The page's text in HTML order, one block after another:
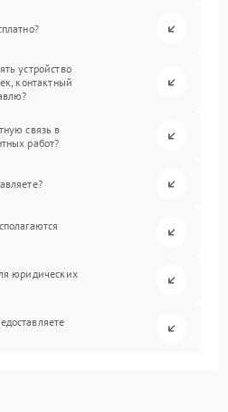
устройство
контактный
связь в
работ?
юридических